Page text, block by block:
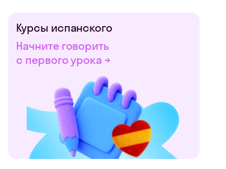
Курсы испанского
Начните говорить
с первого урока →